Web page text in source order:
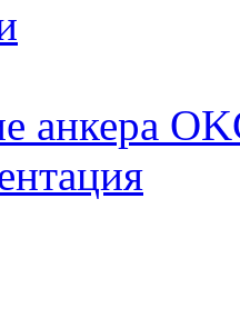
анкера